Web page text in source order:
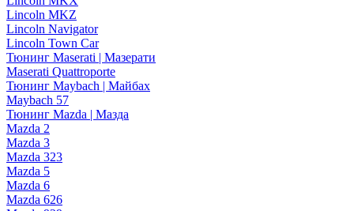
Lincoln MKZ
Lincoln Navigator
Lincoln Town Car
Тюнинг Maserati | Мазерати
Maserati Quattroporte
Тюнинг Maybach | Майбах
Maybach 57
Тюнинг Mazda | Мазда
Mazda 2
Mazda 3
Mazda 323
Mazda 5
Mazda 6
Mazda 626